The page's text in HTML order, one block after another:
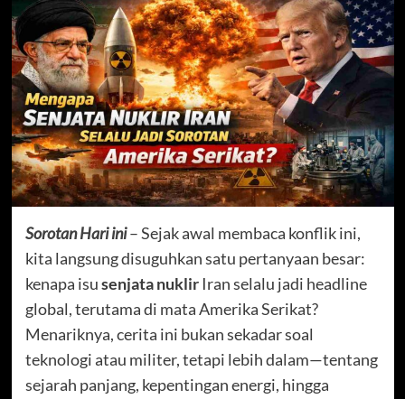
Sorotan Hari ini– Sejak awal membaca konflik ini,
kita langsung disuguhkan satu pertanyaan besar:
kenapa isusenjata nuklirIran selalu jadi headline
global, terutama di mata Amerika Serikat?
Menariknya, cerita ini bukan sekadar soal
teknologi atau militer, tetapi lebih dalam—tentang
sejarah panjang, kepentingan energi, hingga